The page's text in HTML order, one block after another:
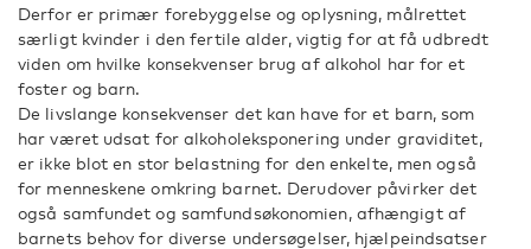
Derfor er primær forebyggelse og oplysning, målrettet
særligt kvinder i den fertile alder, vigtig for at få udbredt
viden om hvilke konsekvenser brug af alkohol har for et
foster og barn.
De livslange konsekvenser det kan have for et barn, som
har været udsat for alkoholeksponering under graviditet,
er ikke blot en stor belastning for den enkelte, men også
for menneskene omkring barnet. Derudover påvirker det
også samfundet og samfundsøkonomien, afhængigt af
barnets behov for diverse undersøgelser, hjælpeindsatser